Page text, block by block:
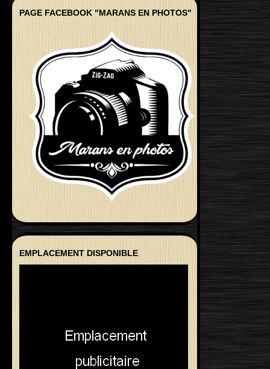
PAGE FACEBOOK "MARANS EN PHOTOS"
EMPLACEMENT DISPONIBLE